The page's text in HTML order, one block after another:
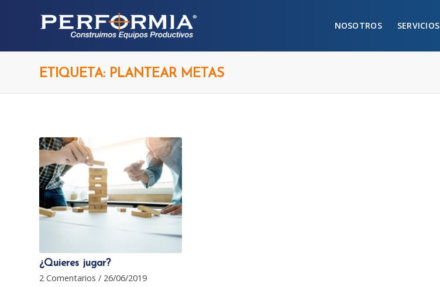
NOSOTROS SERVICIOS
ETIQUETA: PLANTEAR METAS
¿Quieres jugar?
2 Comentarios / 26/06/2019